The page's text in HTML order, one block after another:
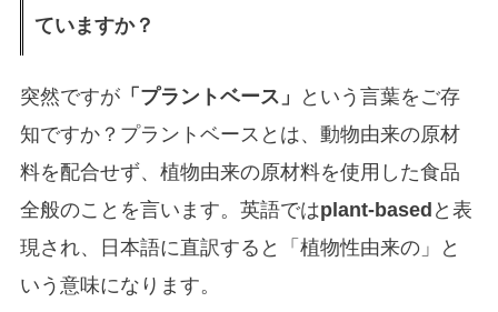
ていますか？
突然ですが「プラントベース」
という言葉をご存
知ですか？プラントベースとは、動物由来の原材
料を配合せず、植物由来の原材料を使用した食品
全般のことを言います。英語ではplant-based と表
現され、日本語に直訳すると「植物性由来の」と
いう意味になります。